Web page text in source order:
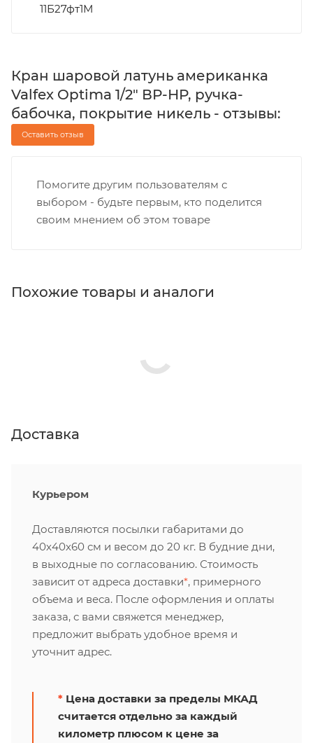
11Б27фт1М
Кран шаровой латунь американка
Valfex Optima 1/2" ВР-НР, ручка-
бабочка, покрытие никель - отзывы:
Оставить отзыв
Помогите другим пользователям с
выбором - будьте первым, кто поделится
своим мнением об этом товаре
Похожие товары и аналоги
Доставка
Курьером
Доставляются посылки габаритами до
40х40х60 см и весом до 20 кг. В будние дни,
в выходные по согласованию. Стоимость
зависит от адреса доставки*, примерного
объема и веса. После оформления и оплаты
заказа, с вами свяжется менеджер,
предложит выбрать удобное время и
уточнит адрес.
* Цена доставки за пределы МКАД
считается отдельно за каждый
километр плюсом к цене за